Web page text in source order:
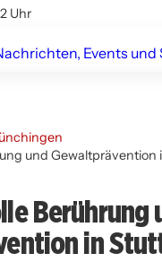
Uhr
und Gewaltprävention
Berührung
in